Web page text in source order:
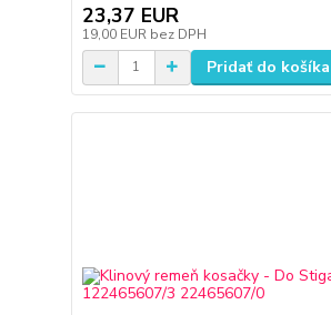
23,37 EUR
19,00 EUR bez DPH
Pridať do košíka